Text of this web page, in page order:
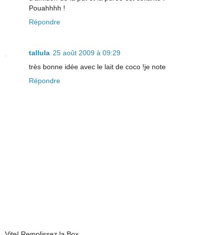
Pouahhhh !
Répondre
tallula 25 août 2009 à 09:29
très bonne idée avec le lait de coco !je note
Répondre